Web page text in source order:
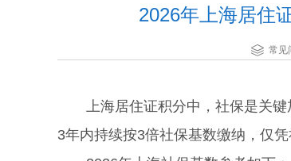
2026年上海居住
常见
上海居住证积分中，社保是关键
3年内持续按3倍社保基数缴纳，仅